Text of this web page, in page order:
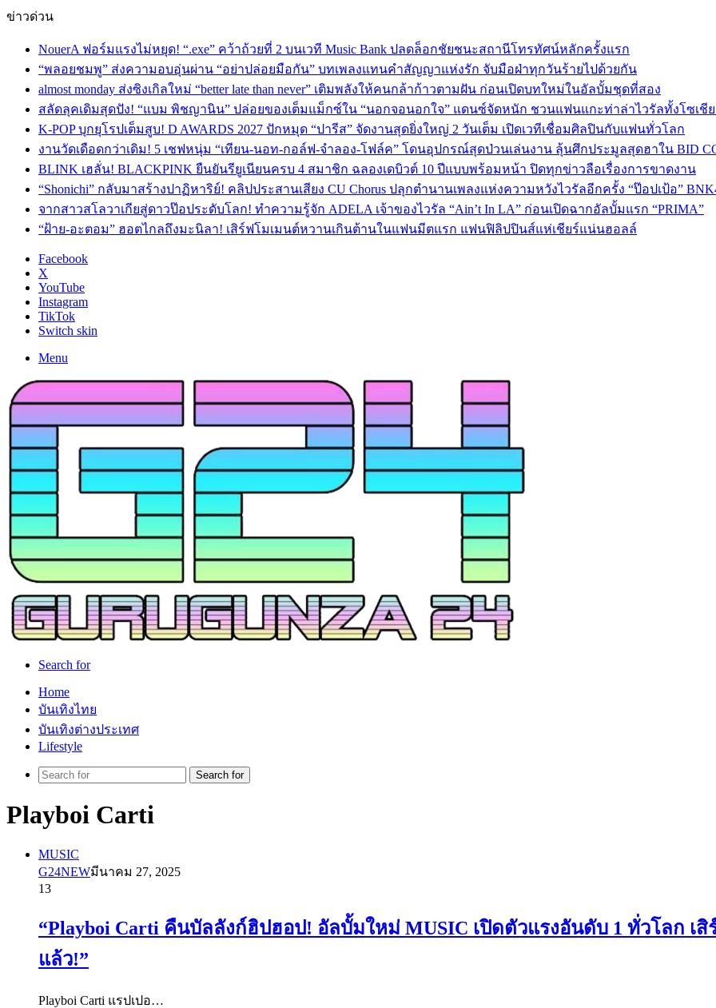
ข่าวด่วน
NouerA ฟอร์มแรงไม่หยุด! “.exe” คว้าถ้วยที่ 2 บนเวที Music Bank ปลดล็อกชัยชนะสถานีโทรทัศน์หลักครั้งแรก
“พลอยชมพู” ส่งความอบอุ่นผ่าน “อย่าปล่อยมือกัน” บทเพลงแทนคำสัญญาแห่งรัก จับมือฝ่าทุกวันร้ายไปด้วยกัน
almost monday ส่งซิงเกิลใหม่ “better late than never” เติมพลังให้คนกล้าก้าวตามฝัน ก่อนเปิดบทใหม่ในอัลบั้มชุดที่สอง
สลัดลุคเดิมสุดปัง! “แบม พิชญานิน” ปล่อยของเต็มแม็กซ์ใน “นอกจอนอกใจ” แดนซ์จัดหนัก ชวนแฟนแกะท่าล่าไวรัลทั้งโซเชี
K-POP บุกยุโรปเต็มสูบ! D AWARDS 2027 ปักหมุด “ปารีส” จัดงานสุดยิ่งใหญ่ 2 วันเต็ม เปิดเวทีเชื่อมศิลปินกับแฟนทั่วโลก
งานวัดเดือดกว่าเดิม! 5 เชฟหนุ่ม “เทียน-นอท-กอล์ฟ-จำลอง-โฟล์ค” โดนอุปกรณ์สุดป่วนเล่นงาน ลุ้นศึกประมูลสุดฮาใน BID
BLINK เฮลั่น! BLACKPINK ยืนยันรียูเนียนครบ 4 สมาชิก ฉลองเดบิวต์ 10 ปีแบบพร้อมหน้า ปิดทุกข่าวลือเรื่องการขาดงาน
“Shonichi” กลับมาสร้างปาฏิหาริย์! คลิปประสานเสียง CU Chorus ปลุกตำนานเพลงแห่งความหวังไวรัลอีกครั้ง “ป๊อปเป้อ”
จากสาวสโลวาเกียสู่ดาวป๊อประดับโลก! ทำความรู้จัก ADELA เจ้าของไวรัล “Ain’t In LA” ก่อนเปิดฉากอัลบั้มแรก “PRIMA”
“ฝ้าย-อะตอม” ฮอตไกลถึงมะนิลา! เสิร์ฟโมเมนต์หวานเกินต้านในแฟนมีตแรก แฟนฟิลิปปินส์แห่เชียร์แน่นฮอลล์
Facebook
X
YouTube
Instagram
TikTok
Switch skin
Menu
Search for
Home
บันเทิงไทย
บันเทิงต่างประเทศ
Lifestyle
Search for
Playboi Carti
MUSIC
G24NEWมีนาคม 27, 2025
13
“Playboi Carti คืนบัลลังก์ฮิปฮอป! อัลบั้มใหม่ MUSIC เปิดตัวแรงอันดับ 1 ทั่วโลก เสิ
แล้ว!”
Playboi Carti แรปเปอ…